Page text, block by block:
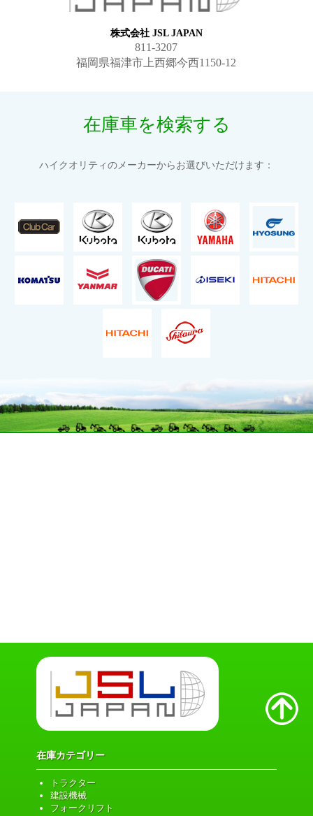
株式会社 JSL JAPAN
811-3207
福岡県福津市上西郷今西1150-12
在庫車を検索する
ハイクオリティのメーカーからお選びいただけます：
在庫カテゴリー
トラクター
建設機械
フォークリフト